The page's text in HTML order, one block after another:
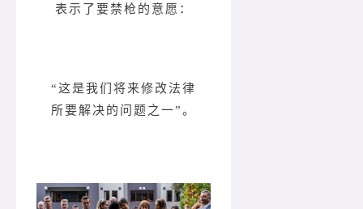
表示了要禁枪的意愿：
“这是我们将来修改法律
所要解决的问题之一”。